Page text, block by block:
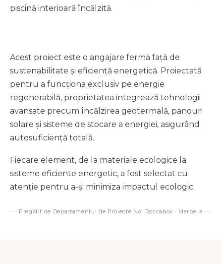
piscină interioară încălzită.
Acest proiect este o angajare fermă față de
sustenabilitate și eficiență energetică. Proiectată
pentru a funcționa exclusiv pe energie
regenerabilă, proprietatea integrează tehnologii
avansate precum încălzirea geotermală, panouri
solare și sisteme de stocare a energiei, asigurând
autosuficiență totală.
Fiecare element, de la materiale ecologice la
sisteme eficiente energetic, a fost selectat cu
atenție pentru a-și minimiza impactul ecologic.
Pregătit de Departamentul de Proiecte Noi Roccabox · Marbella